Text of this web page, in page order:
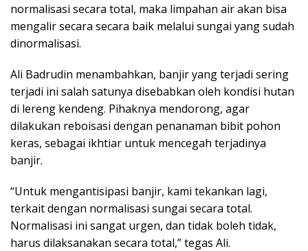
normalisasi secara total, maka limpahan air akan bisa
mengalir secara secara baik melalui sungai yang sudah
dinormalisasi.
Ali Badrudin menambahkan, banjir yang terjadi sering
terjadi ini salah satunya disebabkan oleh kondisi hutan
di lereng kendeng. Pihaknya mendorong, agar
dilakukan reboisasi dengan penanaman bibit pohon
keras, sebagai ikhtiar untuk mencegah terjadinya
banjir.
“Untuk mengantisipasi banjir, kami tekankan lagi,
terkait dengan normalisasi sungai secara total.
Normalisasi ini sangat urgen, dan tidak boleh tidak,
harus dilaksanakan secara total,” tegas Ali.